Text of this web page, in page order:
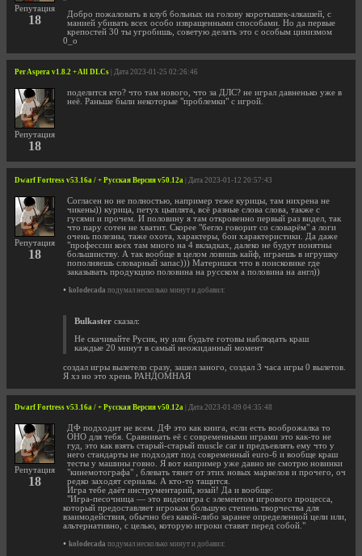
Репутация
18
Добро пожаловать в клуб больных на голову коротышек-алкашей, с
манией убивать всех особо извращенными способами. Но да первые
крепостей 30 ты угробишь, советую делать это с особым цинизмом
0_о
Per Aspera v1.8.2 + All DLCs | Дата 2023-01-25 02:26:46
Репутация
18
поделится кто? что там нового, что за ДЛС? не играл давненько уже в
неё. Раньше были некоторые "проблемки" с игрой.
Dwarf Fortress v53.16a / + Русская Версия v50.12a | Дата 2023-01-12 20:57:43
Репутация
18
Согласен но не полностью, например теже курицы, там нихрена не
чикены)) курица, петух цыплята, всё разные слова слова, также с
гусями и прочем. И половину я там откровенно первый раз видел, так
что пару сотен не хватит. Скорее "бегло говорит со словарём" а логи
очень полезны, таже охота, характеры, бои характеристики. Да даже
"профессии коех там много на 4 вкладках, далеко не будут понятны
большинству. А так вообще в целом ловишь кайф, играешь в игрушку
пополняешь словарный запас))) Материшся что в поисковике где
заказывать продукцию половина на русском а половина на англ))
• kolodecada подумал несколько минут и добавил:
Bulkaster сказал:
Не скачивайте Русик, ну или будьте готовы наблюдать краш
каждые 20 минут в самый неожиданный момент
создал игры вылетело сразу, зашел заного, создал 3 часа игры 0 вылетов.
Я хз но это хрень РАНДОМНАЯ
Dwarf Fortress v53.16a / + Русская Версия v50.12a | Дата 2023-01-09 04:35:48
Репутация
18
ДФ подходит не всем. ДФ это как книга, если есть вооброжалка то
ОНО для тебя. Сравнивать её с современными играми это как-то не
гуд, это как взять старый-старый muscle car и предъевлять ему что у
него стандарты не подходят под современный euro-6 и вообще краш
тесты у машины говно. Я вот например уже давно не смотрю новинки
"кинемотографа" , блевать тянет от этих новых марвелов и прочего, оч
редко заходят сериалы. А кто-то тащится.
Игра тебе даёт инструментарий, юзай! Да и вообще:
"Игра-песочница — это видеоигра с элементом игрового процесса,
который предоставляет игрокам большую степень творчества для
взаимодействия, обычно без какой-либо заранее определенной цели или,
альтернативно, с целью, которую игроки ставят перед собой."
• kolodecada подумал несколько минут и добавил: